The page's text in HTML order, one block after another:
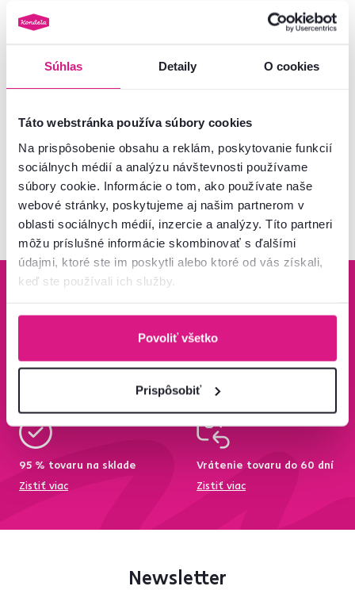
Súhlas Detaily O cookies
Táto webstránka používa súbory cookies
Na prispôsobenie obsahu a reklám, poskytovanie funkcií
sociálnych médií a analýzu návštevnosti používame
súbory cookie. Informácie o tom, ako používate naše
webové stránky, poskytujeme aj našim partnerom v
oblasti sociálnych médií, inzercie a analýzy. Títo partneri
môžu príslušné informácie skombinovať s ďalšími
údajmi, ktoré ste im poskytli alebo ktoré od vás získali,
keď ste používali ich služby.
Povoliť všetko
Prispôsobiť
239 €
189 €
2 Farba - detailná
Pozreli ste
Doprava od 199 €
zadarmo
Zisti viac
95 % tovaru na sklade
Zistiť viac
Vrátenie tovaru do 60 dní
Zistiť viac
Newsletter